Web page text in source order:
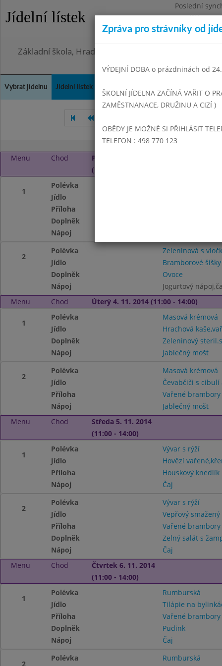
Jídelní lístek
Poslední
Pondělí
Omezení
Základní škola, Hradec Králové, Bezručova 1468
Vybrat jídelnu Jídelní lístek
Menu Chod
Pondělí 3. 11. 2014
(11:00 - 14:00)
1
Polévka
Jídlo
Příloha
Doplněk
Nápoj
2
Polévka
Zeleninová s
Jídlo
Bramborové
Doplněk
Ovoce
Nápoj
Jogurtový
Menu
Chod Úterý 4. 11. 2014 (11:00 - 14:00)
1
Polévka
Masová krémová
Jídlo
Hrachová
Doplněk
Zeleninový
Nápoj
Jablečný mošt
2
Polévka
Masová krémová
Jídlo
Čevabčiči s
Příloha
Vařené
Nápoj
Jablečný mošt
Menu
Chod
Středa 5. 11. 2014
(11:00 - 14:00)
1
Polévka
Vývar s rýží
Jídlo
Hovězí
Příloha
Houskový knedlík
Nápoj
Čaj
2
Polévka
Vývar s rýží
Jídlo
Vepřový
Příloha
Vařené
Doplněk
Zelný salát s
Nápoj
Čaj
Menu
Chod
Čtvrtek 6. 11. 2014
(11:00 - 14:00)
1
Polévka
Rumburská
Jídlo
Tilápie na
Příloha
Vařené
Doplněk
Pudink
Nápoj
Čaj
2
Polévka
Rumburská
Zpráva pro strávníky od
VÝDEJNÍ DOBA o prázdninách od
ŠKOLNÍ JÍDELNA ZAČÍNÁ VAŘIT O
ZAMĚSTNANACE, DRUŽINU A CIZÍ )
OBĚDY JE MOŽNÉ SI PŘIHLÁSIT
TELEFON : 498 770 123